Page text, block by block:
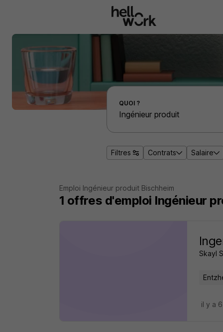
Effectuer une recherche d'emploi par localité
QUOI ?
Filtres Contrats Salaire
Emploi Ingénieur produit Bischheim
1 offres d'emploi Ingénieur
Skayl
il y a